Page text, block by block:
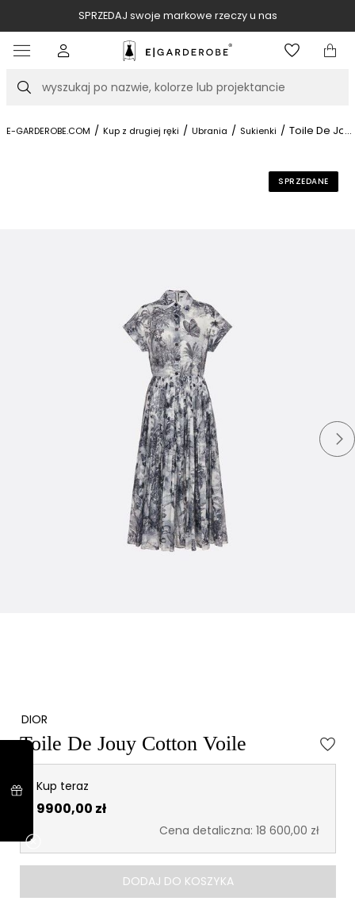
SPRZEDAJ swoje markowe rzeczy u nas
Szukaj
E-GARDEROBE.COM / Kup z drugiej ręki / Ubrania / Sukienki / Toile De ...
SPRZEDANE
DIOR
Toile De Jouy Cotton Voile
Kup teraz
9900,00 zł
Cena detaliczna: 18 600,00 zł
DODAJ DO KOSZYKA